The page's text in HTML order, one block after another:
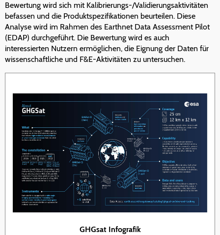
Bewertung wird sich mit Kalibrierungs-/Validierungsaktivitäten
befassen und die Produktspezifikationen beurteilen. Diese
Analyse wird im Rahmen des Earthnet Data Assessment Pilot
(EDAP) durchgeführt. Die Bewertung wird es auch
interessierten Nutzern ermöglichen, die Eignung der Daten für
wissenschaftliche und F&E-Aktivitäten zu untersuchen.
GHGsat Infografik